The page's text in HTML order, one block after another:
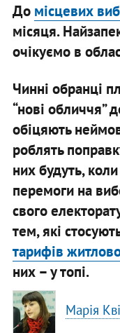
До місцевих
місяця.
очікуємо в
Чинні обранці
“нові обличчя”
обіцяють
роблять
них будуть,
перемоги на
свого
тем, які
тарифів
них – у топі.
Марія